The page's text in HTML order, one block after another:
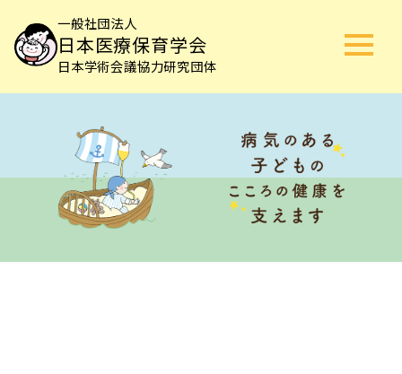
一般社団法人
日本医療保育学会
日本学術会議協力研究団体